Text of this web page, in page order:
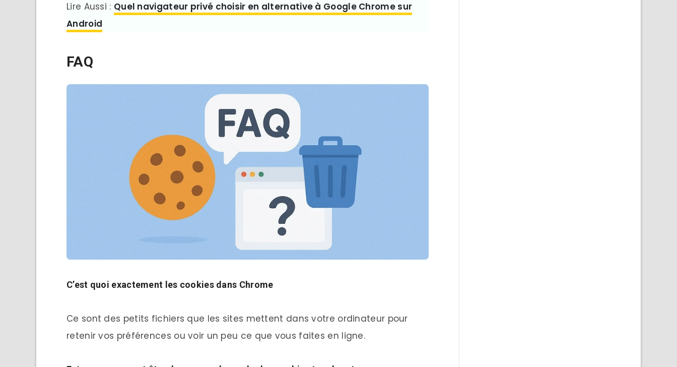
Lire Aussi : Quel navigateur privé choisir en alternative à Google Chrome sur
Android
FAQ
C’est quoi exactement les cookies dans Chrome
Ce sont des petits fichiers que les sites mettent dans votre ordinateur pour
retenir vos préférences ou voir un peu ce que vous faites en ligne.